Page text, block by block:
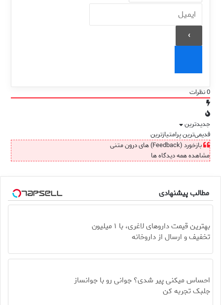
0نظرات
جدیدترین
قدیمی‌ترینپرامتیازترین
بازخورد (Feedback) های درون متنی
مشاهده همه دیدگاه ها
مطالب پیشنهادی
بهترین قیمت داروهای لاغری، با ۱ میلیون
تخفیف و ارسال از داروخانه‌
احساس میکنی پیر شدی؟ جوانی رو با جوانساز
جلبک تجربه کن